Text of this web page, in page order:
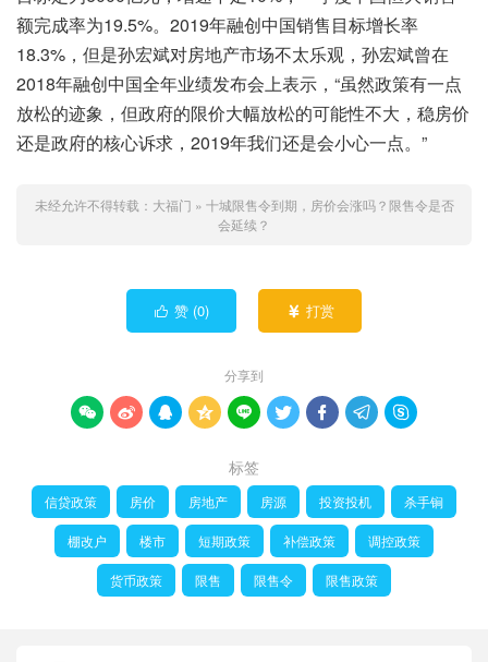
额完成率为19.5%。2019年融创中国销售目标增长率
18.3%，但是孙宏斌对房地产市场不太乐观，孙宏斌曾在
2018年融创中国全年业绩发布会上表示，“虽然政策有一点
放松的迹象，但政府的限价大幅放松的可能性不大，稳房价
还是政府的核心诉求，2019年我们还是会小心一点。”
未经允许不得转载： 大福门 » 十城限售令到期，房价会涨吗？限售令是否
会延续？
 赞 (0)  打赏
分享到
        
标签
信贷政策 房价 房地产 房源 投资投机 杀手锏
棚改户 楼市 短期政策 补偿政策 调控政策
货币政策 限售 限售令 限售政策